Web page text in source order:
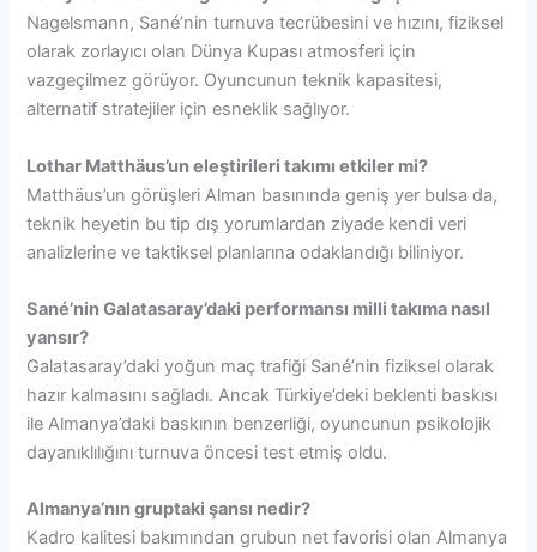
Nagelsmann, Sané’nin turnuva tecrübesini ve hızını, fiziksel
olarak zorlayıcı olan Dünya Kupası atmosferi için
vazgeçilmez görüyor. Oyuncunun teknik kapasitesi,
alternatif stratejiler için esneklik sağlıyor.
Lothar Matthäus’un eleştirileri takımı etkiler mi?
Matthäus’un görüşleri Alman basınında geniş yer bulsa da,
teknik heyetin bu tip dış yorumlardan ziyade kendi veri
analizlerine ve taktiksel planlarına odaklandığı biliniyor.
Sané’nin Galatasaray’daki performansı milli takıma nasıl
yansır?
Galatasaray’daki yoğun maç trafiği Sané’nin fiziksel olarak
hazır kalmasını sağladı. Ancak Türkiye’deki beklenti baskısı
ile Almanya’daki baskının benzerliği, oyuncunun psikolojik
dayanıklılığını turnuva öncesi test etmiş oldu.
Almanya’nın gruptaki şansı nedir?
Kadro kalitesi bakımından grubun net favorisi olan Almanya